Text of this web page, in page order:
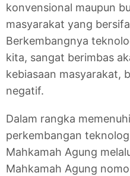
konvensional maupun
masyarakat yang
Berkembangnya
kita, sangat berimbas
kebiasaan masyarakat,
negatif.
Dalam rangka
perkembangan
Mahkamah Agung
Mahkamah Agung